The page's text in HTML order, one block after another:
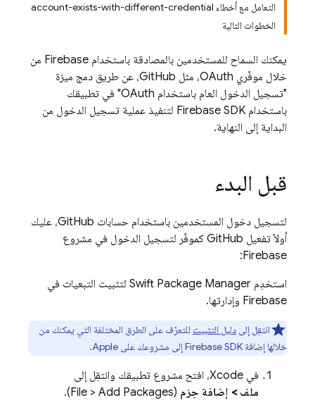
التعامل مع أخطاء account-exists-with-different-credential
الخطوات التالية
يمكنك السماح للمستخدمين بالمصادقة باستخدام Firebase من
خلال موفّري OAuth، مثل GitHub، عن طريق دمج ميزة
"تسجيل الدخول العام باستخدام OAuth" في تطبيقك
باستخدام Firebase SDK لتنفيذ عملية تسجيل الدخول من
البداية إلى النهاية.
قبل البدء
لتسجيل دخول المستخدمين باستخدام حسابات GitHub، عليك
أولاً تفعيل GitHub كموفّر لتسجيل الدخول في مشروع
Firebase:
استخدِم Swift Package Manager لتثبيت التبعيات في
Firebase وإدارتها.
انتقِل إلى دليل التثبيت للتعرّف على الطرق المختلفة التي يمكنك من
خلالها إضافة Firebase SDK إلى مشروعك على Apple.
في Xcode، افتح مشروع تطبيقك وانتقِل إلى
ملف > إضافة حِزم (File > Add Packages).